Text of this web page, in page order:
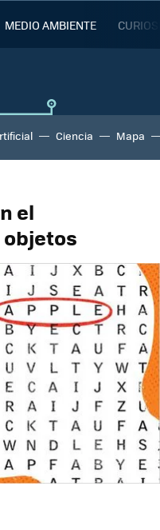
MEDIO AMBIENTE
Ciencia Mapa
el